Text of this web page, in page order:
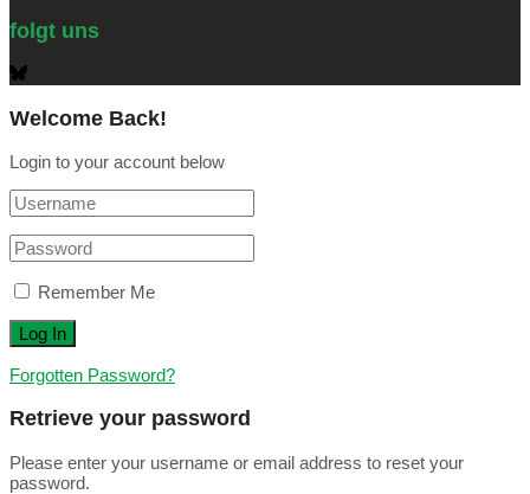
folgt uns
Welcome Back!
Login to your account below
Remember Me
Forgotten Password?
Retrieve your password
Please enter your username or email address to reset your
password.